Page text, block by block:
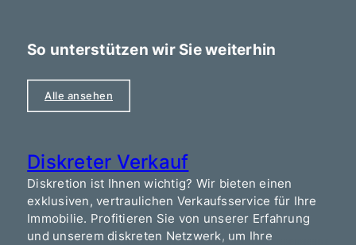
So unterstützen wir Sie weiterhin
Alle ansehen
Diskreter Verkauf
Diskretion ist Ihnen wichtig? Wir bieten einen
exklusiven, vertraulichen Verkaufsservice für Ihre
Immobilie. Profitieren Sie von unserer Erfahrung
und unserem diskreten Netzwerk, um Ihre